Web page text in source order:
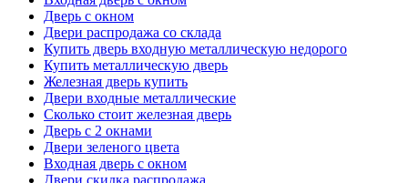
Дверь с окном
Двери распродажа со склада
Купить дверь входную металлическую недорого
Купить металлическую дверь
Железная дверь купить
Двери входные металлические
Сколько стоит железная дверь
Дверь с 2 окнами
Двери зеленого цвета
Входная дверь с окном